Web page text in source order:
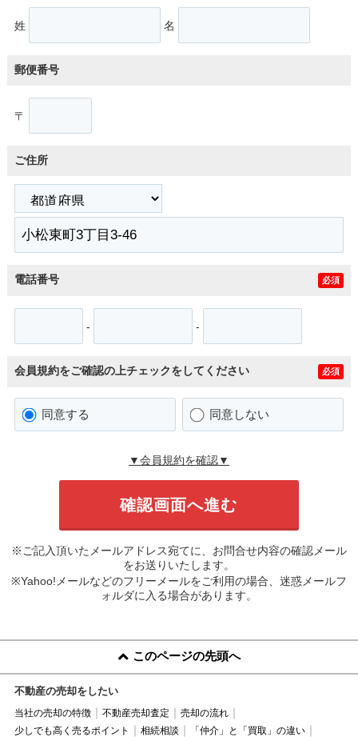
姓 名
郵便番号
〒
ご住所
電話番号 必須
- -
会員規約をご確認の上チェックをしてください 必須
同意する 同意しない
▼会員規約を確認▼
※ご記入頂いたメールアドレス宛てに、お問合せ内容の確認メール
をお送りいたします。
※Yahoo!メールなどのフリーメールをご利用の場合、迷惑メールフ
ォルダに入る場合があります。
このページの先頭へ
不動産の売却をしたい
当社の売却の特徴 不動産売却査定
売却の流れ
少しでも高く売るポイント
相続相談
「仲介」と「買取」の違い